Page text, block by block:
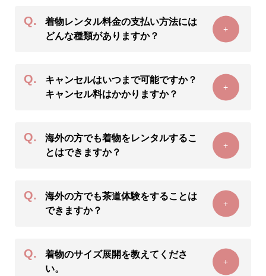
Q.
着物レンタル料金の支払い方法には
どんな種類がありますか？
+
Q.
キャンセルはいつまで可能ですか？
キャンセル料はかかりますか？
+
Q.
海外の方でも着物をレンタルするこ
とはできますか？
+
Q.
海外の方でも茶道体験をすることは
できますか？
+
Q.
着物のサイズ展開を教えてくださ
い。
+